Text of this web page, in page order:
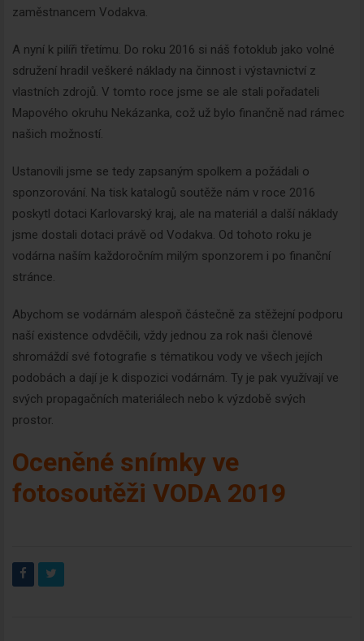
zaměstnancem Vodakva.
A nyní k pilíři třetímu. Do roku 2016 si náš fotoklub jako volné
sdružení hradil veškeré náklady na činnost i výstavnictví z
vlastních zdrojů. V tomto roce jsme se ale stali pořadateli
Mapového okruhu Nekázanka, což už bylo finančně nad rámec
našich možností.
Ustanovili jsme se tedy zapsaným spolkem a požádali o
sponzorování. Na tisk katalogů soutěže nám v roce 2016
poskytl dotaci Karlovarský kraj, ale na materiál a další náklady
jsme dostali dotaci právě od Vodakva. Od tohoto roku je
vodárna naším každoročním milým sponzorem i po finanční
stránce.
Abychom se vodárnám alespoň částečně za stěžejní podporu
naší existence odvděčili, vždy jednou za rok naši členové
shromáždí své fotografie s tématikou vody ve všech jejích
podobách a dají je k dispozici vodárnám. Ty je pak využívají ve
svých propagačních materiálech nebo k výzdobě svých
prostor.
Oceněné snímky ve
fotosoutěži VODA 2019
Newsletter
Zadejte váš email a my Vám
informace, maximálně 1x týdně.